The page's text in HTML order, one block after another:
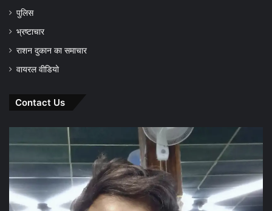
पुलिस
भ्रष्टाचार
राशन दुकान का समाचार
वायरल वीडियो
Contact Us